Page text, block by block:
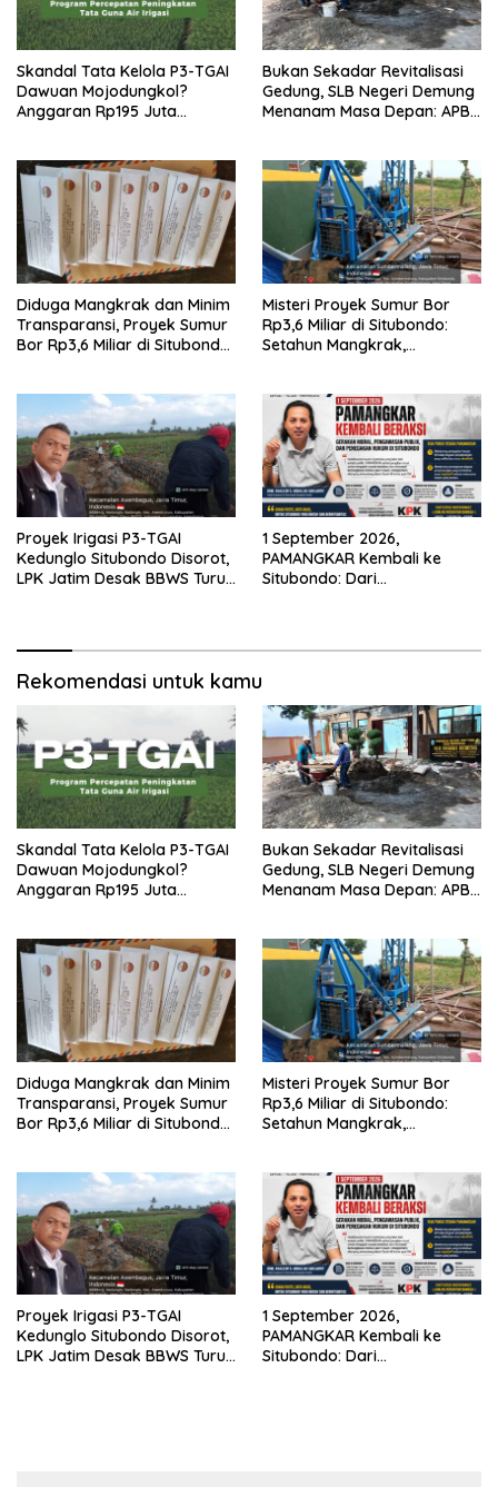
Skandal Tata Kelola P3-TGAI
Dawuan Mojodungkol?
Anggaran Rp195 Juta
Swakelola Petani
Bukan Sekadar Revitalisasi
Gedung, SLB Negeri Demung
Menanam Masa Depan: APBN
Khusus Menjadi Kemandirian
Diduga Mangkrak dan Minim
Transparansi, Proyek Sumur
Bor Rp3,6 Miliar di Situbondo
Misteri Proyek Sumur Bor
Rp3,6 Miliar di Situbondo:
Setahun Mangkrak,
ke KPK
Proyek Irigasi P3-TGAI
Kedunglo Situbondo Disorot,
LPK Jatim Desak BBWS Turun
1 September 2026,
PAMANGKAR Kembali ke
Situbondo: Dari
Hukum
Rekomendasi untuk kamu
Skandal Tata Kelola P3-TGAI
Dawuan Mojodungkol?
Anggaran Rp195 Juta
Swakelola Petani
Bukan Sekadar Revitalisasi
Gedung, SLB Negeri Demung
Menanam Masa Depan: APBN
Khusus Menjadi Kemandirian
Diduga Mangkrak dan Minim
Transparansi, Proyek Sumur
Bor Rp3,6 Miliar di Situbondo
Misteri Proyek Sumur Bor
Rp3,6 Miliar di Situbondo:
Setahun Mangkrak,
ke KPK
Proyek Irigasi P3-TGAI
Kedunglo Situbondo Disorot,
LPK Jatim Desak BBWS Turun
1 September 2026,
PAMANGKAR Kembali ke
Situbondo: Dari